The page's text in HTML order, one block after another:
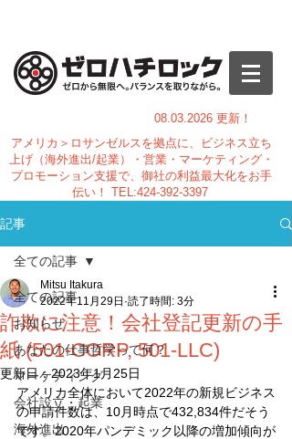
08.03.2026 更新！
アメリカ＞ロサンゼルスを拠点に、ビジネス立ち
上げ（海外進出/起業）・営業・マーケティング・
プロモーション支援で、御社の利益最大化をお手
伝い！ TEL:424-392-3397
記事
全ての記事
お知らせ
あなたの仕事哲学って何？
マーケティング
会社設立・起業
海外進出
全ての記事
詐欺に注意！会社登記更新の手
紙 (501-CORP, 501-LLC)
Mitsu Itakura
2022年11月29日 読了時間: 3分
更新日：2023年1月25日
アメリカ全体において2022年の新規ビジネス
の申請件数は、10月時点で432,834件だそう
です。2020年パンデミック以降の増加傾向が